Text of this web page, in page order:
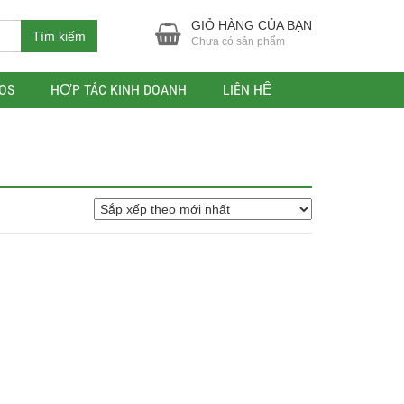
Tìm kiếm
GIỎ HÀNG CỦA BẠN
Chưa có sản phẩm
HỢP TÁC KINH DOANH LIÊN HỆ